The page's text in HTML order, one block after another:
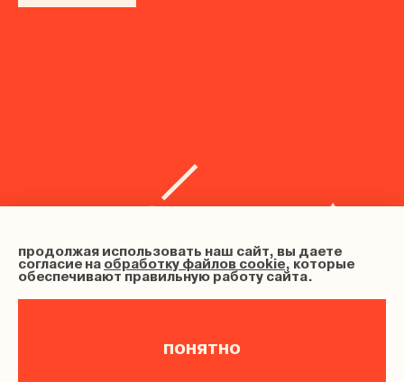
продолжая использовать наш сайт, вы даете
согласие на обработку файлов cookie, которые
обеспечивают правильную работу сайта.
понятно